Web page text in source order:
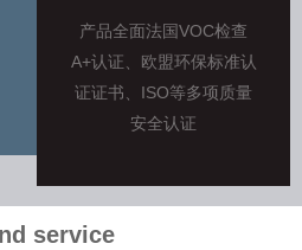
产品全面法国VOC检查
A+认证、欧盟环保标准认
证证书、ISO等多项质量
安全认证
service